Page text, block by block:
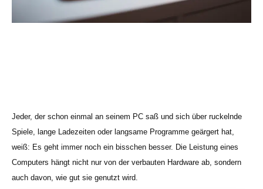
Jeder, der schon einmal an seinem PC saß und sich über ruckelnde
Spiele, lange Ladezeiten oder langsame Programme geärgert hat,
weiß: Es geht immer noch ein bisschen besser. Die Leistung eines
Computers hängt nicht nur von der verbauten Hardware ab, sondern
auch davon, wie gut sie genutzt wird.